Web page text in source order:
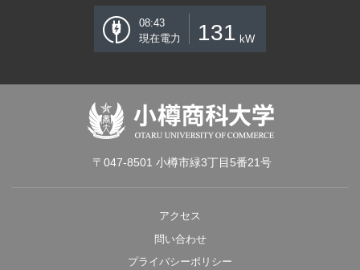
08:43
現在電力
131 kW
〒047-8501 小樽市緑3丁目5番21号
アクセス
問い合わせ
プライバシーポリシー